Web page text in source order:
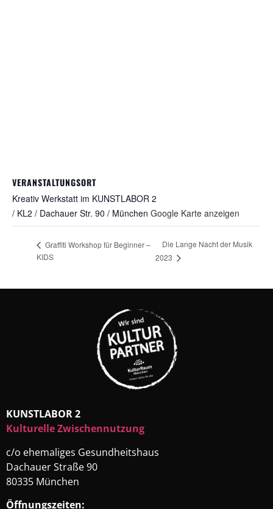
VERANSTALTUNGSORT
Kreativ Werkstatt im KUNSTLABOR 2
/ KL2 / Dachauer Str. 90 / München Google Karte anzeigen
Graffiti Workshop für Beginner –
KIDS
Die Lange Nacht der Musik
2023
KUNSTLABOR 2
Kulturelle Zwischennutzung
c/o ehemaliges Gesundheitshaus
Dachauer Straße 90
80335 München
Öffnungszeiten: